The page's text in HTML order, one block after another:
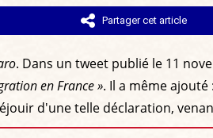
Partager cet article
. Dans un tweet publié le 11
en France ». Il a même ajouté :
d'une telle déclaration,